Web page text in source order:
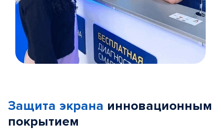
5
Защита экрана инновационным
покрытием